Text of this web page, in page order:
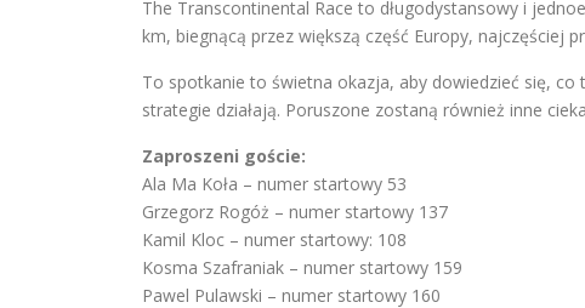
The Transcontinental Race to długodystansowy i
km, biegnącą przez większą część Europy, najczęściej
To spotkanie to świetna okazja, aby dowiedzieć się,
strategie działają. Poruszone zostaną również inne
Zaproszeni goście:
Ala Ma Koła – numer startowy 53
Grzegorz Rogóż – numer startowy 137
Kamil Kloc – numer startowy: 108
Kosma Szafraniak – numer startowy 159
Pawel Pulawski – numer startowy 160